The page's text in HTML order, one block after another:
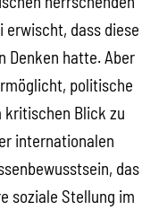
erwischt, dass diese
Denken hatte. Aber
politische
Blick zu
internationalen
das
soziale Stellung im